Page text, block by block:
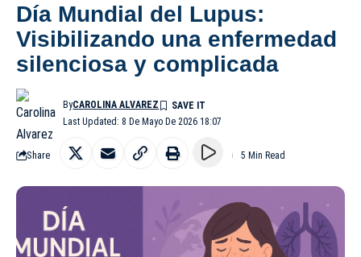
Día Mundial del Lupus:
Visibilizando una enfermedad
silenciosa y complicada
Last Updated: 8 De Mayo De 2026 18:07
ByCAROLINA ALVAREZ
Share 5 Min Read